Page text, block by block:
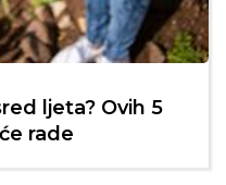
ljeta? Ovih 5
rade